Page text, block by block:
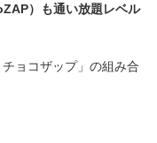
）も通い放題レベル
ョコザップ」の組み合